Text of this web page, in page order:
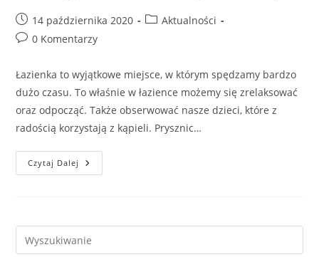
Post
published:
14 października 2020
PostAktualności
Post0 Komentarzy
Łazienka to wyjątkowe miejsce, w którym spędzamy bardzo
dużo czasu. To właśnie w łazience możemy się zrelaksować
oraz odpocząć. Także obserwować nasze dzieci, które z
radością korzystają z kąpieli. Prysznic…
Czytaj Dalej Podłoga
Do